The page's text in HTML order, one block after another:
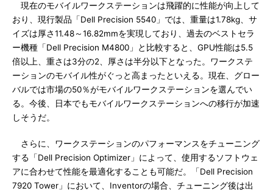
現在のモバイルワークステーションは飛躍的に性能が向上して
おり、現行製品「Dell Precision 5540」では、重量は1.78kg、サ
イズは厚さ11.48～16.82mmを実現しており、過去のベストセラ
ー機種「Dell Precision M4800」と比較すると、GPU性能は5.5
倍以上、重さは3分の2、厚さは半分以下となった。ワークステ
ーションのモバイル性がぐっと高まったといえる。現在、グロー
バルでは市場の50％がモバイルワークステーションを選んでい
る。今後、日本でもモバイルワークステーションへの移行が加速
しそうだ。
さらに、ワークステーションのパフォーマンスをチューニング
する「Dell Precision Optimizer」によって、使用するソフトウェ
アに合わせて性能を最適化することも可能だ。「Dell Precision
7920 Tower」において、Inventorの場合、チューニング後は出